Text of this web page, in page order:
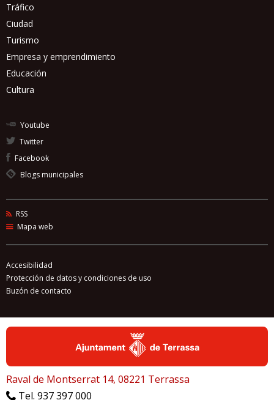
Tráfico
Ciudad
Turismo
Empresa y emprendimiento
Educación
Cultura
Youtube
Twitter
Facebook
Blogs municipales
RSS
Mapa web
Accesibilidad
Protección de datos y condiciones de uso
Buzón de contacto
Raval de Montserrat 14, 08221 Terrassa
Tel. 937 397 000